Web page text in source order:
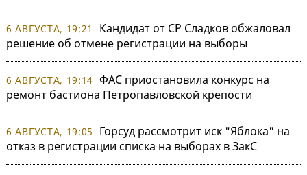
6 АВГУСТА, 19:21
Кандидат от СР Сладков обжаловал
решение об отмене регистрации на выборы
6 АВГУСТА, 19:14 ФАС приостановила конкурс на
ремонт бастиона Петропавловской крепости
6 АВГУСТА, 19:05
Горсуд рассмотрит иск "Яблока" на
отказ в регистрации списка на выборах в ЗакС